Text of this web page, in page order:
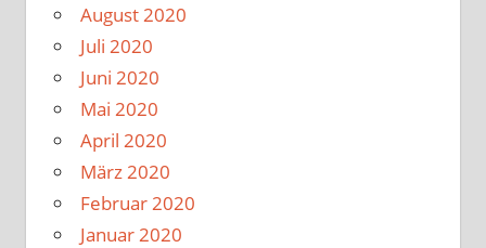
August 2020
Juli 2020
Juni 2020
Mai 2020
April 2020
März 2020
Februar 2020
Januar 2020